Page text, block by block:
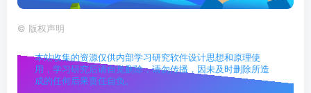
© 版权声明
本站收集的资源仅供内部学习研究软件设计思想和原理使
用，学习研究后请自觉删除，请勿传播，因未及时删除所造
成的任何后果责任自负。